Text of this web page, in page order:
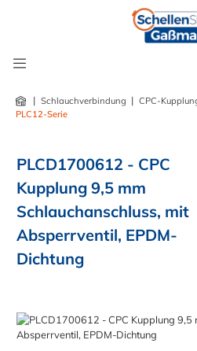
| Schlauchverbindung | CPC-
PLC12-Serie
PLCD1700612 - CPC
Kupplung 9,5 mm
Schlauchanschluss, mit
Absperrventil, EPDM-
Dichtung
Bildergalerie überspringen